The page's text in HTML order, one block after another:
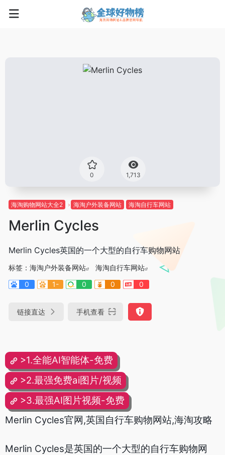
0 1,713
海淘购物网站大全2 海淘户外装备网站 海淘自行车网站
Merlin Cycles
Merlin Cycles英国的一个大型的自行车购物网站
标签： 海淘户外装备网站
海淘自行车网站
0
1- 0 0 0
链接直达 手机查看
>1.全能AI智能体-免费
>2.最强免费ai图片/视频
>3.最强AI图片视频-免费
Merlin Cycles官网,英国自行车购物网站,海淘攻略
Merlin Cycles是英国的一个大型的自行车购物网